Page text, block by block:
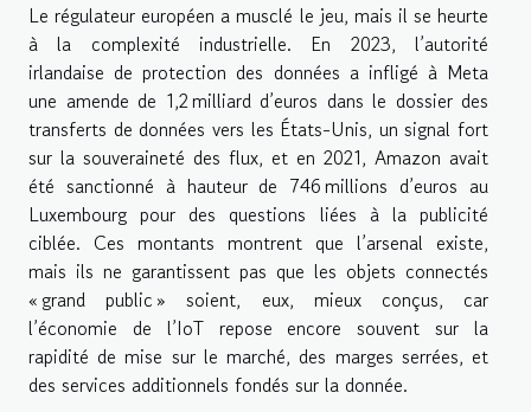
Le régulateur européen a musclé le jeu, mais il se heurte
à la complexité industrielle. En 2023, l’autorité
irlandaise de protection des données a infligé à Meta
une amende de 1,2 milliard d’euros dans le dossier des
transferts de données vers les États-Unis, un signal fort
sur la souveraineté des flux, et en 2021, Amazon avait
été sanctionné à hauteur de 746 millions d’euros au
Luxembourg pour des questions liées à la publicité
ciblée. Ces montants montrent que l’arsenal existe,
mais ils ne garantissent pas que les objets connectés
« grand public » soient, eux, mieux conçus, car
l’économie de l’IoT repose encore souvent sur la
rapidité de mise sur le marché, des marges serrées, et
des services additionnels fondés sur la donnée.